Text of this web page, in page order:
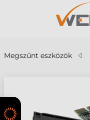
Megszűnt eszközök